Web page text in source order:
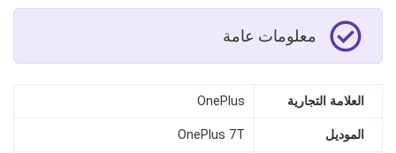
معلومات عامة
العلامة التجارية OnePlus
الموديل OnePlus 7T